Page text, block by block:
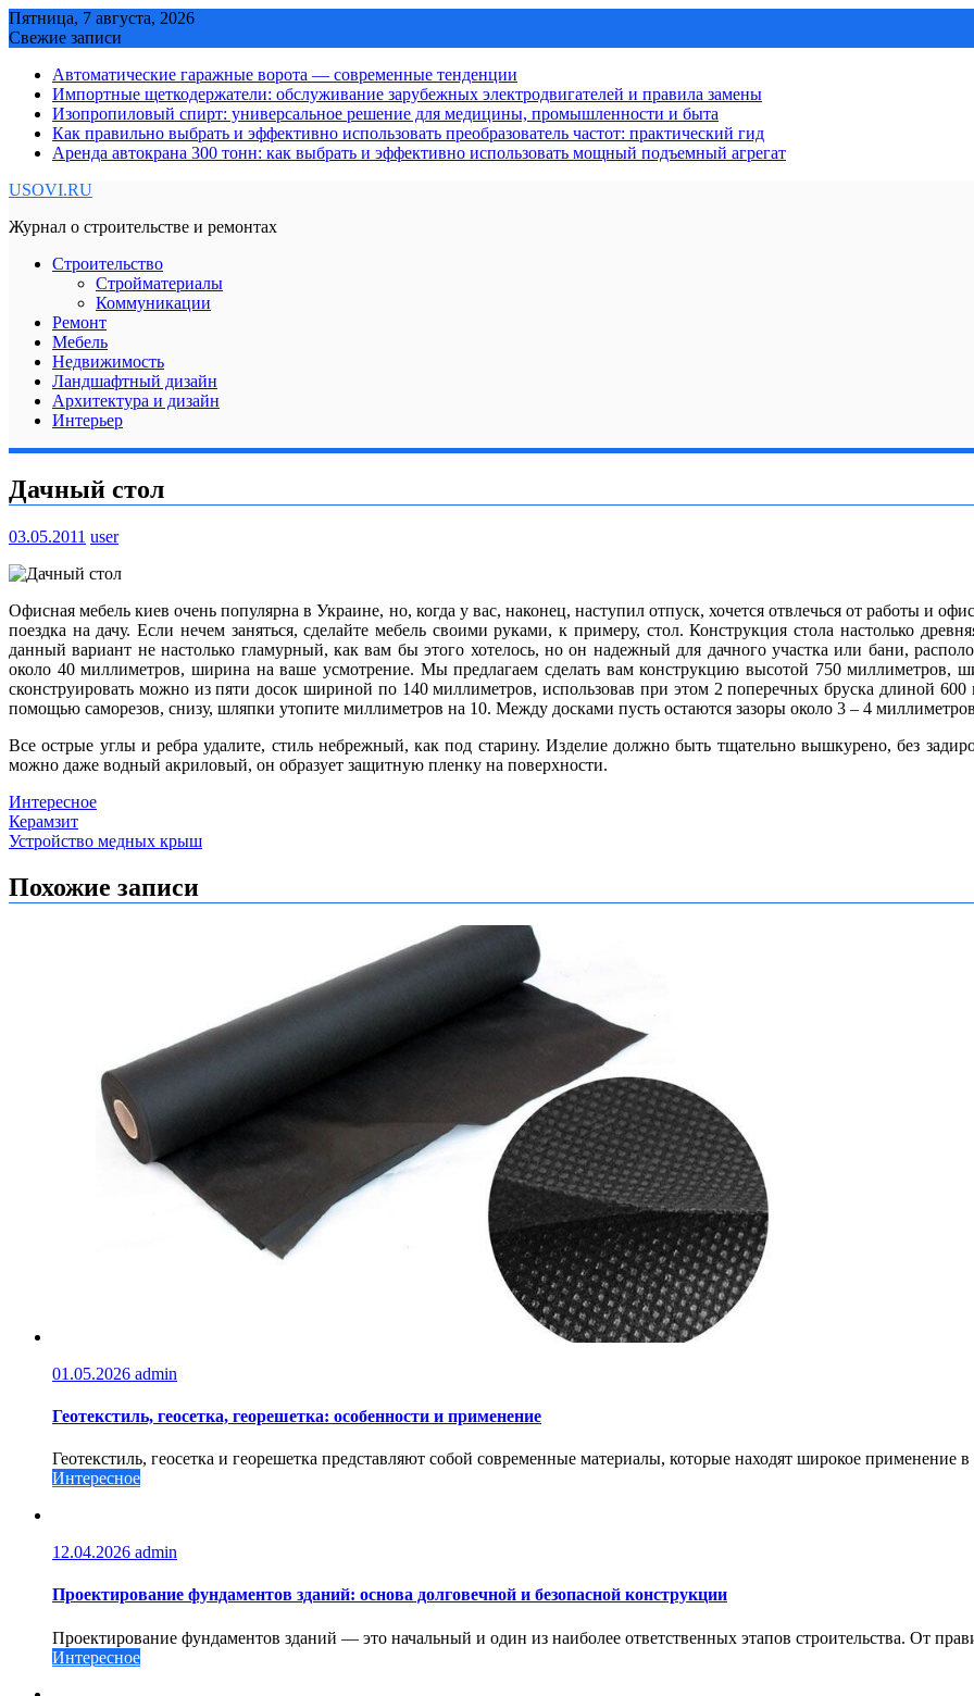
Skip
to
Пятница, 7 августа, 2026
Свежие записи
Автоматические гаражные ворота — современные тенденции
Импортные щеткодержатели: обслуживание зарубежных электродвигателей и правила замены
Изопропиловый спирт: универсальное решение для медицины, промышленности и быта
Как правильно выбрать и эффективно использовать преобразователь частот: практический гид
Аренда автокрана 300 тонн: как выбрать и эффективно использовать мощный подъемный агрегат
USOVI.RU
Журнал о строительстве и ремонтах
Строительство
Стройматериалы
Коммуникации
Ремонт
Мебель
Недвижимость
Ландшафтный дизайн
Архитектура и дизайн
Интерьер
Дачный стол
03.05.2011 user
Офисная мебель киев очень популярна в Украине, но, когда у вас, наконец, наступил отпуск, хочется отвлечься от работы и
поездка на дачу. Если нечем заняться, сделайте мебель своими руками, к примеру, стол. Конструкция стола настолько
данный вариант не настолько гламурный, как вам бы этого хотелось, но он надежный для дачного участка или бани,
около 40 миллиметров, ширина на ваше усмотрение. Мы предлагаем сделать вам конструкцию высотой 750
сконструировать можно из пяти досок шириной по 140 миллиметров, использовав при этом 2 поперечных бруска длиной
помощью саморезов, снизу, шляпки утопите миллиметров на 10. Между досками пусть остаются зазоры около 3 – 4
Все острые углы и ребра удалите, стиль небрежный, как под старину. Изделие должно быть тщательно вышкурено, без
можно даже водный акриловый, он образует защитную пленку на поверхности.
Интересное
Навигация
по
записям
Керамзит
Устройство медных крыш
Похожие записи
01.05.2026 admin
Геотекстиль, геосетка, георешетка: особенности и применение
Геотекстиль, геосетка и георешетка представляют собой современные материалы, которые находят широкое применение в
Интересное
12.04.2026 admin
Проектирование фундаментов зданий: основа долговечной и безопасной конструкции
Проектирование фундаментов зданий — это начальный и один из наиболее ответственных этапов строительства. От
Интересное